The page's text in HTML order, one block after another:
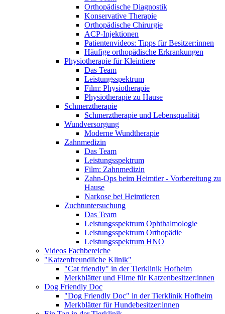
Orthopädische Diagnostik
Konservative Therapie
Orthopädische Chirurgie
ACP-Injektionen
Patientenvideos: Tipps für Besitzer:innen
Häufige orthopädische Erkrankungen
Physiotherapie für Kleintiere
Das Team
Leistungsspektrum
Film: Physiotherapie
Physiotherapie zu Hause
Schmerztherapie
Schmerztherapie und Lebensqualität
Wundversorgung
Moderne Wundtherapie
Zahnmedizin
Das Team
Leistungsspektrum
Film: Zahnmedizin
Zahn-Ops beim Heimtier - Vorbereitung zu
Hause
Narkose bei Heimtieren
Zuchtuntersuchung
Das Team
Leistungsspektrum Ophthalmologie
Leistungsspektrum Orthopädie
Leistungsspektrum HNO
Videos Fachbereiche
"Katzenfreundliche Klinik"
"Cat friendly" in der Tierklinik Hofheim
Merkblätter und Filme für Katzenbesitzer:innen
Dog Friendly Doc
"Dog Friendly Doc" in der Tierklinik Hofheim
Merkblätter für Hundebesitzer:innen